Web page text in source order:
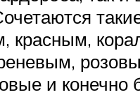
красным,
и конечно